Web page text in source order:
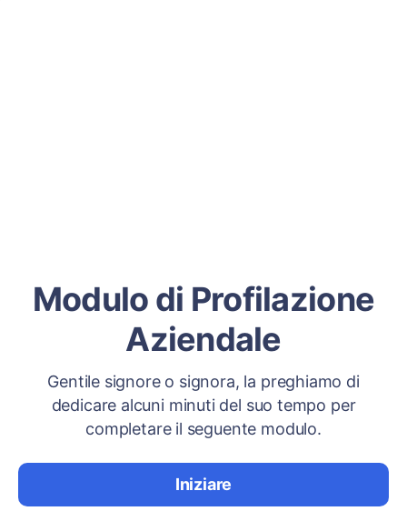
Modulo di Profilazione
Aziendale
Gentile signore o signora, la preghiamo di
dedicare alcuni minuti del suo tempo per
completare il seguente modulo.
Iniziare